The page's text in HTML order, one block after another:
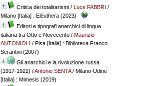
Critica dei totalitarismi/ Luce FABBRI /
Milano [Italia] : Elèuthera (2023)
Editori e tipografi anarchici di lingua
italiana tra Otto e Novecento/ Maurizio
ANTONIOLI / Pisa [Italia] : Biblioteca Franco
Serantini (2007)
Gli anarchici e la rivoluzione russa
(1917-1922) /Antonio SENTA/ Milano-Udine
[Italia] : Mimesis (2019)